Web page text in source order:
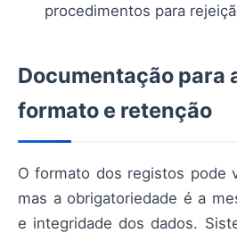
procedimentos para
Documentação para
formato e retenção
O formato dos registos pode
mas a obrigatoriedade é a
e integridade dos dados.